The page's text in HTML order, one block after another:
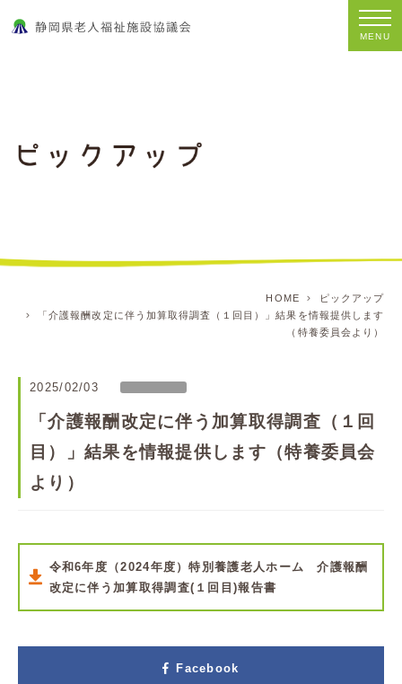
MENU
HOME
ピックアップ
「介護報酬改定に伴う加算取得調査（１回目）」結果を情報提供します
（特養委員会より）
2025/02/03
「介護報酬改定に伴う加算取得調査（１回
目）」結果を情報提供します（特養委員会
より）
令和6年度（2024年度）特別養護老人ホーム 介護報酬
改定に伴う加算取得調査(１回目)報告書
Facebook